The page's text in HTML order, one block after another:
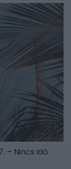
– Nincs idő